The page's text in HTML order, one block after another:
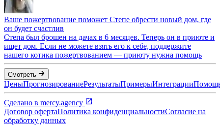
Ваше пожертвование поможет Степе обрести новый дом, где
он будет счастлив
Степа был брошен на дачах в 6 месяцев. Теперь он в приюте и
ищет дом. Если не можете взять его к себе, поддержите
нашего котика пожертвованием — приюту нужна помощь
Смотреть
ЦеныПрогнозированиеРезультатыПримерыИнтеграции
Сделано в mercy.agency
Договор офертаПолитика конфиденциальностиСогласие на
обработку данных